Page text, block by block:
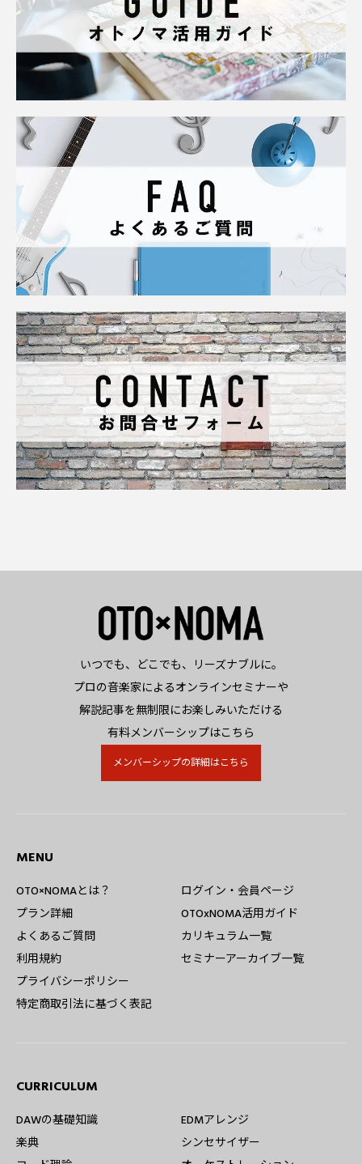
いつでも、どこでも、リーズナブルに。
プロの音楽家によるオンラインセミナーや
解説記事を無制限にお楽しみいただける
有料メンバーシップはこちら
メンバーシップの詳細はこちら
MENU
OTO×NOMAとは？
プラン詳細
よくあるご質問
利用規約
プライバシーポリシー
特定商取引法に基づく表記
ログイン・会員ページ
OTOxNOMA活用ガイド
カリキュラム一覧
セミナーアーカイブ一覧
CURRICULUM
DAWの基礎知識
楽典
EDMアレンジ
シンセサイザー